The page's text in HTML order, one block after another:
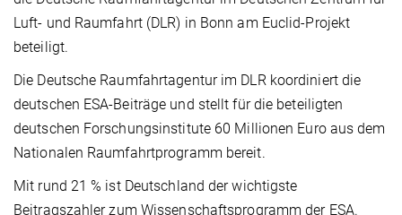
Luft- und Raumfahrt (DLR) in Bonn am Euclid-Projekt
beteiligt.
Die Deutsche Raumfahrtagentur im DLR koordiniert die
deutschen ESA-Beiträge und stellt für die beteiligten
deutschen Forschungsinstitute 60 Millionen Euro aus dem
Nationalen Raumfahrtprogramm bereit.
Mit rund 21 % ist Deutschland der wichtigste
Beitragszahler zum Wissenschaftsprogramm der ESA.